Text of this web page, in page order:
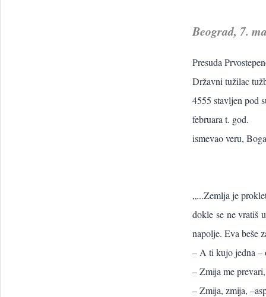
Beograd, 7.
Presuda
Državni tužilac
4555 stavljen pod
februara t. god.
ismevao veru,
„...Zemlja je
dokle se ne vratiš
napolje. Eva beše
– A ti kujo jedna –
– Zmija me
– Zmija, zmija,